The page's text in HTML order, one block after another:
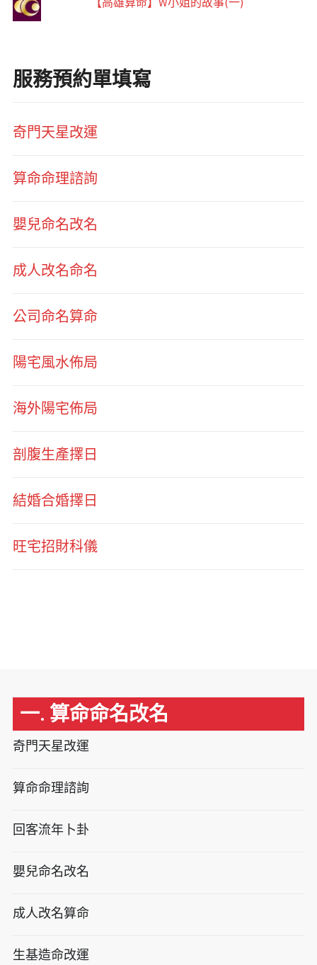
服務預約單填寫
奇門天星改運
算命命理諮詢
嬰兒命名改名
成人改名命名
公司命名算命
陽宅風水佈局
海外陽宅佈局
剖腹生產擇日
結婚合婚擇日
旺宅招財科儀
一. 算命命名改名
奇門天星改運
算命命理諮詢
回客流年卜卦
嬰兒命名改名
成人改名算命
生基造命改運